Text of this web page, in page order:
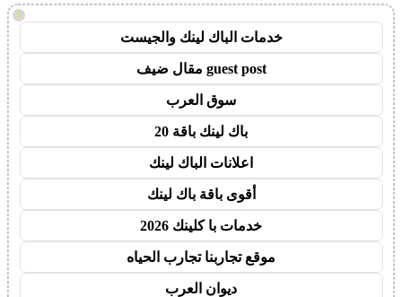
!
خدمات الباك لينك والجيست
guest post مقال ضيف
سوق العرب
باك لينك باقة 20
اعلانات الباك لينك
أقوى باقة باك لينك
خدمات با كلينك 2026
موقع تجاربنا تجارب الحياه
ديوان العرب